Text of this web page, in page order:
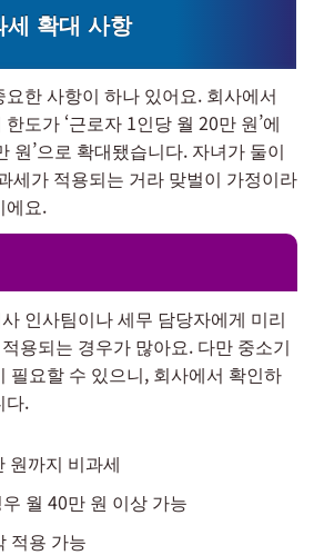
세 확대 사항
한 사항이 하나 있어요. 회사에서
도가 ‘근로자 1인당 월 20만 원’에
원’으로 확대됐습니다. 자녀가 둘이
세가 적용되는 거라 맞벌이 가정이라
에요.
인사팀이나 세무 담당자에게 미리
용되는 경우가 많아요. 다만 중소기
필요할 수 있으니, 회사에서 확인하
다.
원까지 비과세
월 40만 원 이상 가능
적용 가능